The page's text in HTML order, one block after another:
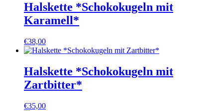
Halskette *Schokokugeln mit
Karamell*
€38,00
Halskette *Schokokugeln mit
Zartbitter*
€35,00